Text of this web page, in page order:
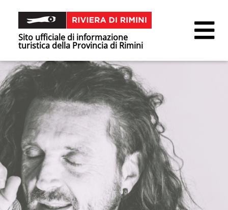
Sito ufficiale di informazione
turistica della Provincia di Rimini